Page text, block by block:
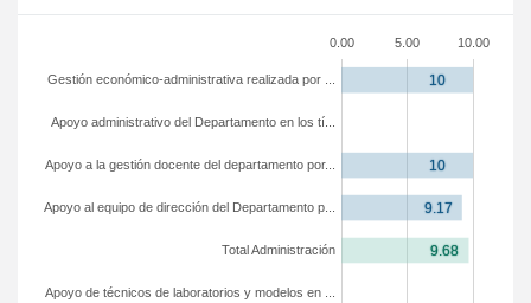
0.00 5.00 10.00
Apoyo de técnicos de laboratorios y modelos en ...
Total Administración
Apoyo al equipo de dirección del Departamento p...
Apoyo a la gestión docente del departamento por...
Apoyo administrativo del Departamento en los tí...
Gestión económico-administrativa realizada por ...